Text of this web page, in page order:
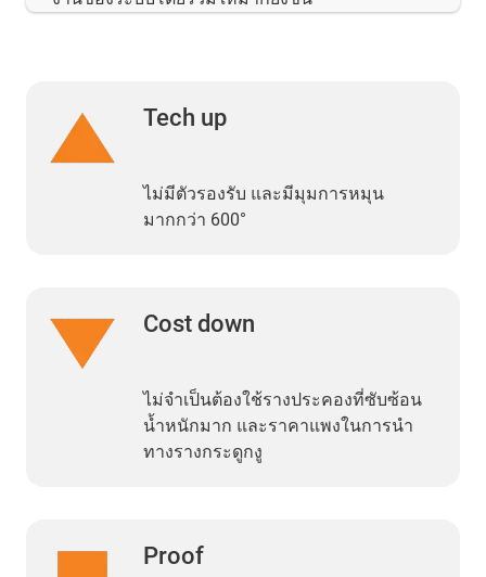
Tech up
ไม่มีตัวรองรับ และมีมุมการหมุน
มากกว่า 600°
Cost down
ไม่จำเป็นต้องใช้รางประคองที่ซับซ้อน
น้ำหนักมาก และราคาแพงในการนำ
ทางรางกระดูกงู
Proof